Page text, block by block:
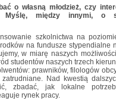
o własną młodzież, czy
Myślę, między innymi, o
szkolnictwa na
na fundusze stypendialne
w miarę naszych
studentów naszych trzech
prawników, filologów
Nad kwestią
zbadać, jak lokalne
rynek pracy.